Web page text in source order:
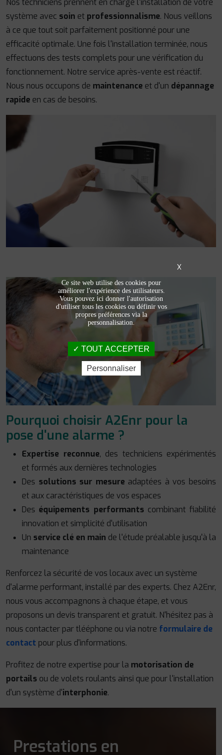
système avec soin et professionnalisme. Nous veillons
à ce que tout soit parfaitement positionné pour une
efficacité optimale. Une fois l'installation terminée, nous
effectuons des tests complets pour une vérification du
fonctionnement. Notre service après-vente est réactif.
Nous nous occupons de maintenance et d'un dépannage
rapide en cas de besoins.
Pourquoi choisir A2Enr pour la
pose d'une alarme ?
Expertise reconnue, des techniciens expérimentés
et formés aux dernières technologies
Des solutions sur mesureadaptées à vos besoins
et aux caractéristiques de vos espaces
Des équipements performants combinant fiabilité
innovation et simplicité d'utilisation
Un service clé en main de l'étude préalable jusqu'à la
maintenance
Renforcez la sécurité de vos locaux avec un système
d'alarme performant, installé par des experts. Chez A2Enr,
nous vous accompagnons à chaque étape, et vous
proposons un devis transparent et gratuit. N'hésitez pas à
nous contacter par tlééphone ou via notre formulaire de
contact pour plus d'informations.
Profitez de notre expertise pour la motorisation de
portails ou de volets roulants ainsi que pour l'installation
d'un système d'interphonie.
Prestations en
X
Ce site web utilise des cookies pour
améliorer l'expérience des utilisateurs.
Vous pouvez ici donner l'autorisation
d'utiliser tous les cookies ou définir vos
propres préférences via la
personnalisation.
TOUT ACCEPTER
Personnaliser